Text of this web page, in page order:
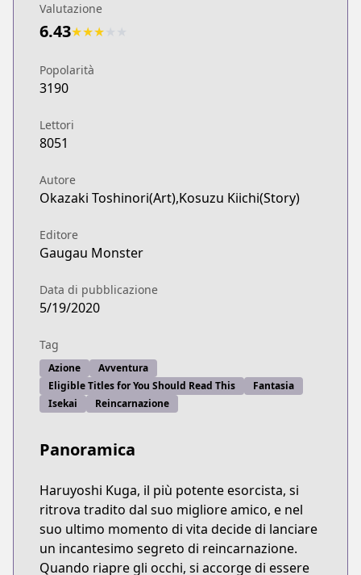
Valutazione
6.43★★★
Popolarità
3190
Lettori
8051
Autore
Okazaki Toshinori(Art),Kosuzu Kiichi(Story)
Editore
Gaugau Monster
Data di pubblicazione
5/19/2020
Tag
Azione
Avventura
Eligible Titles for You Should Read This
Fantasia
Isekai
Reincarnazione
Panoramica
Haruyoshi Kuga, il più potente esorcista, si
ritrova tradito dal suo migliore amico, e nel
suo ultimo momento di vita decide di lanciare
un incantesimo segreto di reincarnazione.
Quando riapre gli occhi, si accorge di essere